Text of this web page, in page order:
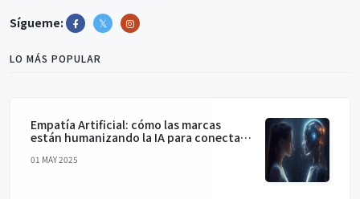
Sígueme:
LO MÁS POPULAR
Empatía Artificial: cómo las marcas
están humanizando la IA para conectar
01 MAY 2025